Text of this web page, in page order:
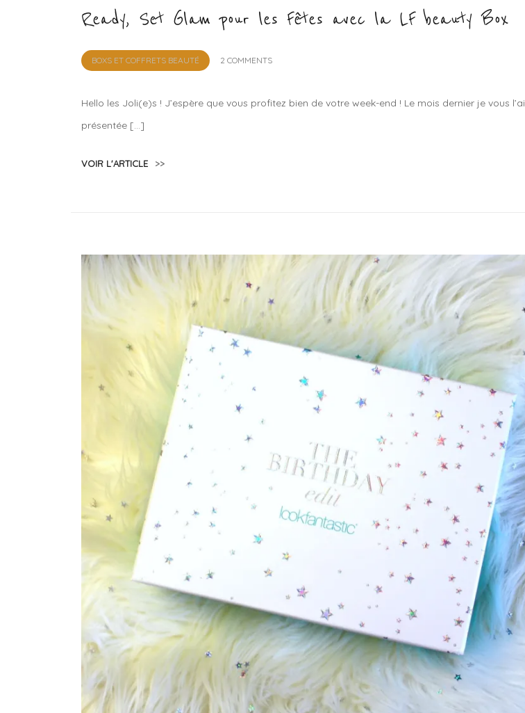
Ready, Set Glam pour les Fêtes avec la LF beauty Box
BOXS ET COFFRETS BEAUTÉ
by
2 COMMENTS
Hello les Joli(e)s ! J’espère que vous profitez bien de votre week-end ! Le mois dernier je vous l’ai
présentée […]
VOIR L'ARTICLE >>